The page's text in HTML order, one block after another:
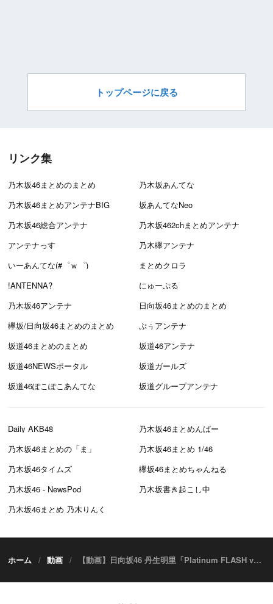
トップページに戻る
リンク集
乃木坂46まとめのまとめ
乃木坂あんてな
乃木坂46まとめアンテナBIG
坂あんてなNeo
乃木坂46総合アンテナ
乃木坂462chまとめアンテナ
アンテナっす
乃木欅アンテナ
いーあんてな(#゜ｗ゜)
まとめクロラ
!ANTENNA?
にゅーぷる
乃木坂46アンテナ
日向坂46まとめのまとめ
欅坂/日向坂46まとめのまとめ
ぷぅアンテナ
坂道46まとめのまとめ
坂道46アンテナ
坂道46NEWSポータル
坂道ガールズ
坂道46ぽこぽこあんてな
坂道グループアンテナ
Daily AKB48
乃木坂46まとめんばー
乃木坂46まとめの「ま」
乃木坂46まとめ 1/46
乃木坂46タイムズ
欅坂46まとめちゃんねる
乃木坂46 - NewsPod
乃木坂書き起こし中
乃木坂46まとめ 乃木りんく
ホーム 動画 【動画】日向坂46 丹生明里「Platinum FLASH vol.11」コメント映像【秋の訪れと ヒ・ミ・ツの隠れ家】